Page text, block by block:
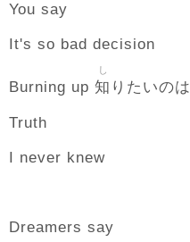
You say
It's so bad decision
Burning up 知
し
りたいのは
Truth
I never knew
Dreamers say